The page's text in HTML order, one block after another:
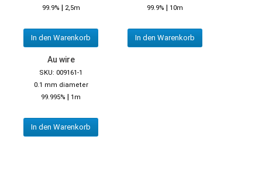
99.9% | 2,5m
In den Warenkorb
99.9% | 10m
In den Warenkorb
Au wire
SKU: 009161-1
0.1 mm diameter
99.995% | 1m
In den Warenkorb